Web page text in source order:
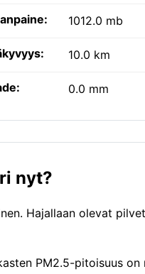
1012.0 mb
10.0 km
0.0 mm
nyt?
Hajallaan olevat
PM2.5-pitoisuus